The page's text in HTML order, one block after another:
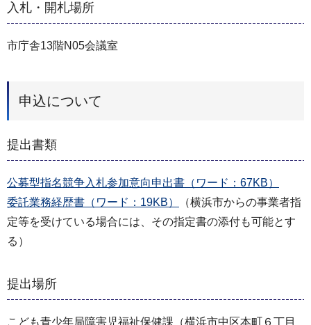
入札・開札場所
市庁舎13階N05会議室
申込について
提出書類
公募型指名競争入札参加意向申出書（ワード：67KB）
委託業務経歴書（ワード：19KB）
（横浜市からの事業者指
定等を受けている場合には、その指定書の添付も可能とす
る）
提出場所
こども青少年局障害児福祉保健課（横浜市中区本町６丁目